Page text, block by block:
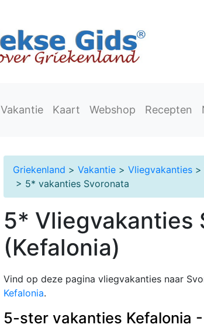
Vakantie Kaart Webshop Recepten
Griekenland > Vakantie > Vliegvakanties >
> 5* vakanties Svoronata
5* Vliegvakanties
(Kefalonia)
Vind op deze pagina vliegvakanties naar
Kefalonia.
5-ster vakanties Kefalonia